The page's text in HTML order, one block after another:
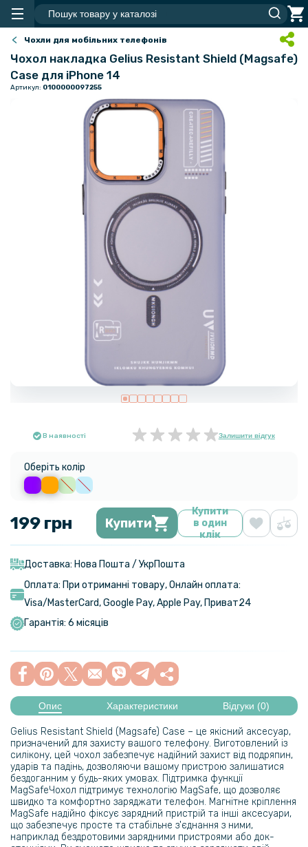
Чохли для мобільних телефонів
Чохол накладка Gelius Resistant Shield (Magsafe)
Case для iPhone 14
Артикул: 0100000097255
В наявності Залишити відгук
Оберіть колір
199 грн Купити
Купити
в один
клік
Доставка: Нова Пошта / УкрПошта
Оплата: При отриманні товару, Онлайн оплата:
Visa/MasterСard, Google Pay, Apple Pay, Приват24
Гарантія: 6 місяців
Опис Характеристики Відгуки (0)
Gelius Resistant Shield (Magsafe) Case – це якісний аксесуар,
призначений для захисту вашого телефону. Виготовлений із
силікону, цей чохол забезпечує надійний захист від подряпин,
ударів та падінь, дозволяючи вашому пристрою залишатися
бездоганним у будь-яких умовах. Підтримка функції
MagSafeЧохол підтримує технологію MagSafe, що дозволяє
швидко та комфортно заряджати телефон. Магнітне кріплення
MagSafe надійно фіксує зарядний пристрій та інші аксесуари,
що забезпечує просте та стабільне з'єднання з ними,
наприклад бездротовими зарядними пристроями або док-